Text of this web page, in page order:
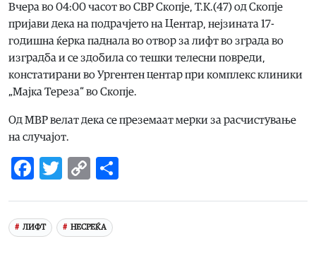
Вчера во 04:00 часот во СВР Скопје, Т.К.(47) од Скопје
пријави дека на подрачјето на Центар, нејзината 17-
годишна ќерка паднала во отвор за лифт во зграда во
изградба и се здобила со тешки телесни повреди,
констатирани во Ургентен центар при комплекс клиники
„Мајка Тереза“ во Скопје.
Од МВР велат дека се преземаат мерки за расчистување
на случајот.
Facebook
Twitter
Copy
ЛИФТ НЕСРЕЌА